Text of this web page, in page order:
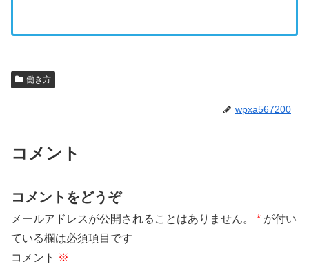
働き方
wpxa567200
コメント
コメントをどうぞ
メールアドレスが公開されることはありません。 * が付い
ている欄は必須項目です
コメント ※